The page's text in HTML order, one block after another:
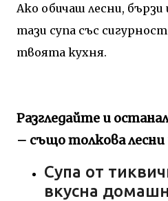
Ако обичаш лесни,
тази супа със
твоята кухня.
Разгледайте и
– също толкова
Супа от
вкусна